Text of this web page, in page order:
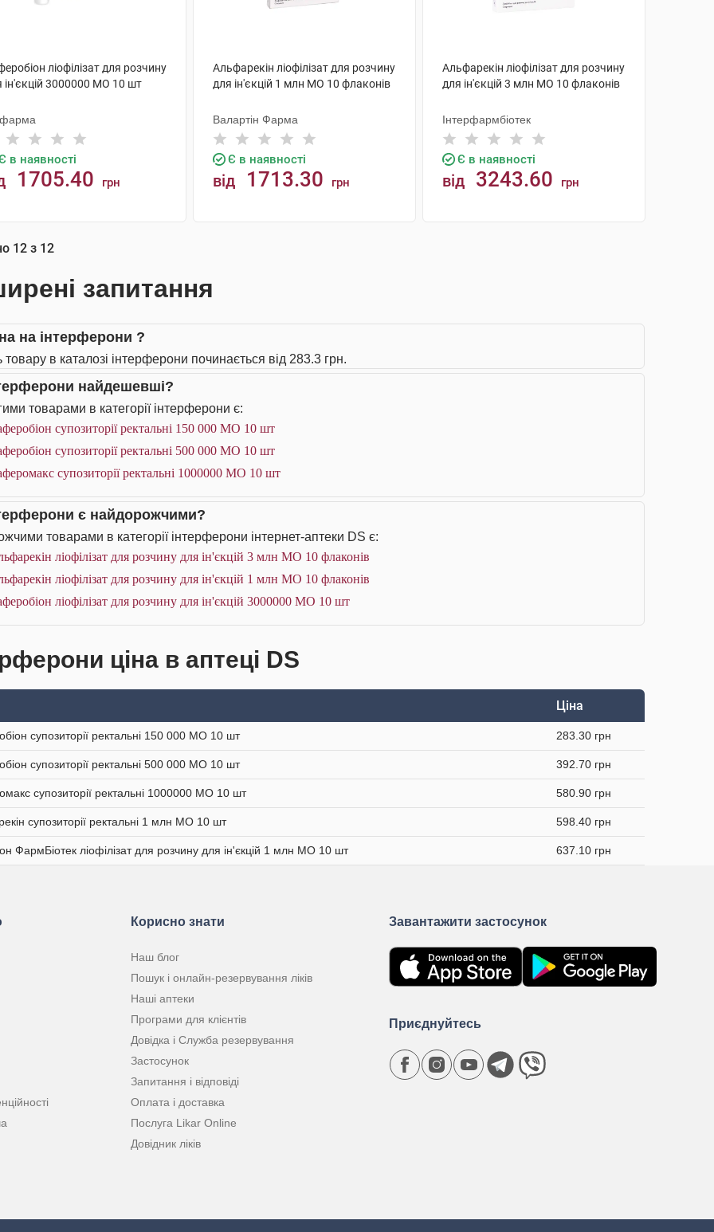
ліофілізат для розчину
ін'єкцій 3000000 МО 10 шт
в наявності
1705.40 грн
Альфарекін ліофілізат для розчину
для ін'єкцій 1 млн МО 10 флаконів
Валартін Фарма
Є в наявності
від 1713.30 грн
Альфарекін ліофілізат для розчину
для ін'єкцій 3 млн МО 10 флаконів
Інтерфармбіотек
Є в наявності
від 3243.60 грн
12 з 12
запитання
на інтерферони ?
товару в каталозі інтерферони починається від 283.3 грн.
найдешевші?
товарами в категорії інтерферони є:
супозиторії ректальні 150 000 МО 10 шт
супозиторії ректальні 500 000 МО 10 шт
супозиторії ректальні 1000000 МО 10 шт
є найдорожчими?
товарами в категорії інтерферони інтернет-аптеки DS є:
ліофілізат для розчину для ін'єкцій 3 млн МО 10 флаконів
ліофілізат для розчину для ін'єкцій 1 млн МО 10 флаконів
ліофілізат для розчину для ін'єкцій 3000000 МО 10 шт
ціна в аптеці DS
Ціна
супозиторії ректальні 150 000 МО 10 шт 283.30 грн
супозиторії ректальні 500 000 МО 10 шт 392.70 грн
супозиторії ректальні 1000000 МО 10 шт 580.90 грн
супозиторії ректальні 1 млн МО 10 шт 598.40 грн
ФармБіотек ліофілізат для розчину для ін'єкцій 1 млн МО 10 шт 637.10 грн
Корисно знати
Наш блог
Пошук і онлайн-резервування ліків
Наші аптеки
Програми для клієнтів
Довідка і Служба резервування
Застосунок
Запитання і відповіді
Оплата і доставка
Послуга Likar Online
Довідник ліків
Завантажити застосунок
Приєднуйтесь